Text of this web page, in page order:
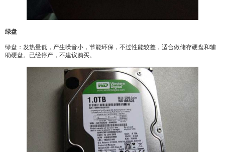
绿盘
绿盘：发热量低，产生噪音小，节能环保，不过性能较差，适合做储存硬盘和辅
助硬盘。已经停产，不建议购买。